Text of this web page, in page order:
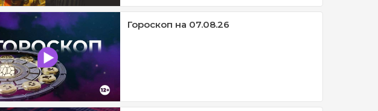
Гороскоп на 07.08.26